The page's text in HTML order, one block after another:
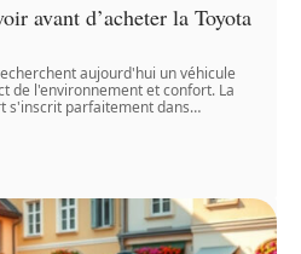
avant d’acheter la Toyota
aujourd'hui un véhicule
de l'environnement et confort. La
s'inscrit parfaitement dans…